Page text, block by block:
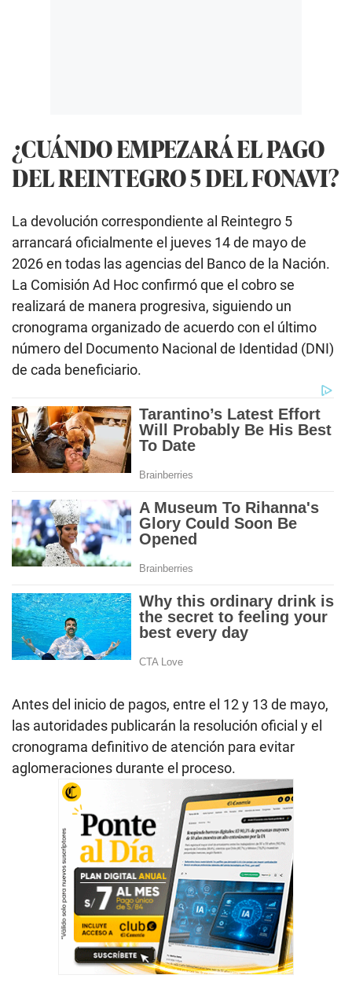
¿CUÁNDO EMPEZARÁ EL PAGO
DEL REINTEGRO 5 DEL FONAVI?
La devolución correspondiente al Reintegro 5
arrancará oficialmente el jueves 14 de mayo de
2026 en todas las agencias del Banco de la Nación.
La Comisión Ad Hoc confirmó que el cobro se
realizará de manera progresiva, siguiendo un
cronograma organizado de acuerdo con el último
número del Documento Nacional de Identidad (DNI)
de cada beneficiario.
Antes del inicio de pagos, entre el 12 y 13 de mayo,
las autoridades publicarán la resolución oficial y el
cronograma definitivo de atención para evitar
aglomeraciones durante el proceso.